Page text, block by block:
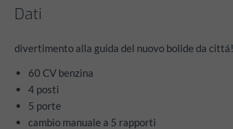
Dati
divertimento alla guida del nuovo bolide da cittá!
60 CV benzina
4 posti
5 porte
cambio manuale a 5 rapporti